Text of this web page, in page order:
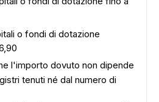
o fondi di dotazione
l'importo dovuto non dipende
tenuti né dal numero di